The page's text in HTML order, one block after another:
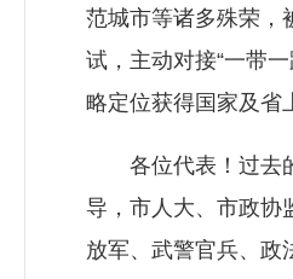
范城市等诸多殊荣，
试，主动对接“一带
略定位获得国家及省
各位代表！过去的
导，市人大、市政协
放军、武警官兵、政